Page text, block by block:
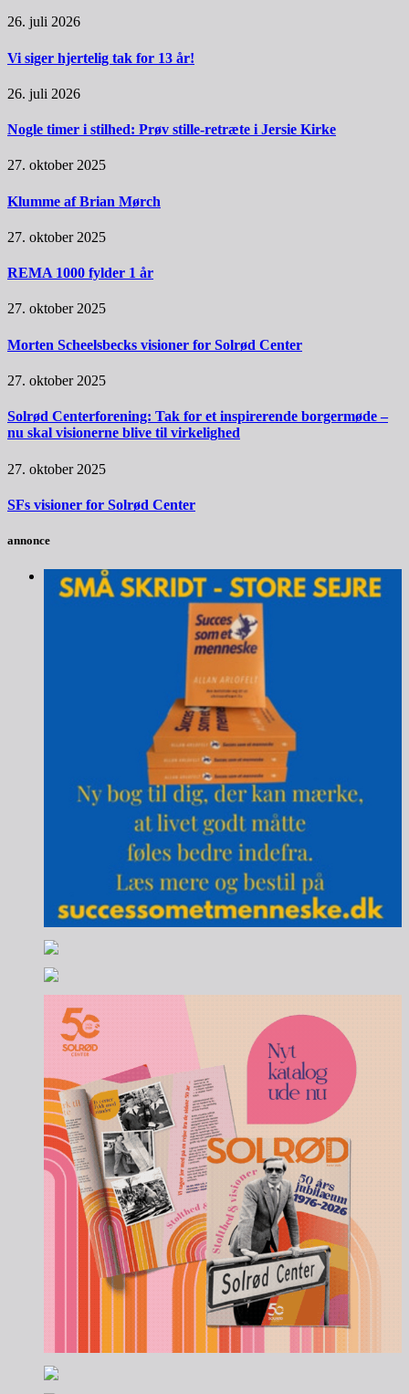
26. juli 2026
Vi siger hjertelig tak for 13 år!
26. juli 2026
Nogle timer i stilhed: Prøv stille-retræte i Jersie Kirke
27. oktober 2025
Klumme af Brian Mørch
27. oktober 2025
REMA 1000 fylder 1 år
27. oktober 2025
Morten Scheelsbecks visioner for Solrød Center
27. oktober 2025
Solrød Centerforening: Tak for et inspirerende borgermøde –
nu skal visionerne blive til virkelighed
27. oktober 2025
SFs visioner for Solrød Center
annonce